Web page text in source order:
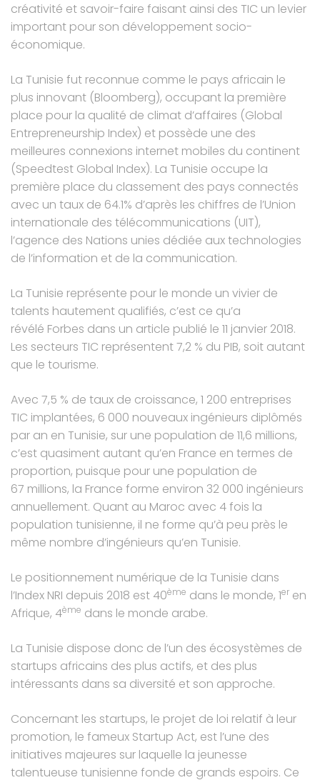
créativité et savoir-faire faisant ainsi des TIC un levier
important pour son développement socio-
économique.
La Tunisie fut reconnue comme le pays africain le
plus innovant (Bloomberg), occupant la première
place pour la qualité de climat d’affaires (Global
Entrepreneurship Index) et possède une des
meilleures connexions internet mobiles du continent
(Speedtest Global Index). La Tunisie occupe la
première place du classement des pays connectés
avec un taux de 64.1% d’après les chiffres de l’Union
internationale des télécommunications (UIT),
l’agence des Nations unies dédiée aux technologies
de l’information et de la communication.
La Tunisie représente pour le monde un vivier de
talents hautement qualifiés, c’est ce qu’a
révélé Forbes dans un article publié le 11 janvier 2018.
Les secteurs TIC représentent 7,2 % du PIB, soit autant
que le tourisme.
Avec 7,5 % de taux de croissance, 1 200 entreprises
TIC implantées, 6 000 nouveaux ingénieurs diplômés
par an en Tunisie, sur une population de 11,6 millions,
c’est quasiment autant qu’en France en termes de
proportion, puisque pour une population de
67 millions, la France forme environ 32 000 ingénieurs
annuellement. Quant au Maroc avec 4 fois la
population tunisienne, il ne forme qu’à peu près le
même nombre d’ingénieurs qu’en Tunisie.
Le positionnement numérique de la Tunisie dans
l’Index NRI depuis 2018 est 40ème dans le monde, 1er en
Afrique, 4ème dans le monde arabe.
La Tunisie dispose donc de l’un des écosystèmes de
startups africains des plus actifs, et des plus
intéressants dans sa diversité et son approche.
Concernant les startups, le projet de loi relatif à leur
promotion, le fameux Startup Act, est l’une des
initiatives majeures sur laquelle la jeunesse
talentueuse tunisienne fonde de grands espoirs. Ce